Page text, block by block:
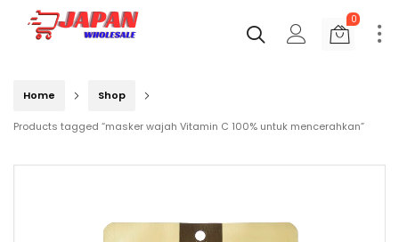
0
Home Shop
Products tagged “masker wajah Vitamin C 100% untuk mencerahkan”